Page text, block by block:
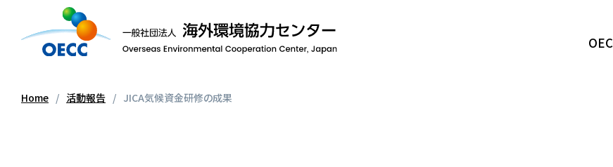
Home 活動報告 JICA気候資金研修の成果